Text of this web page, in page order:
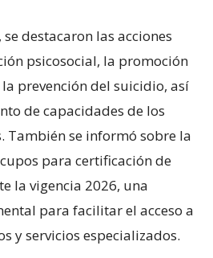
destacaron las acciones
psicosocial, la promoción
prevención del suicidio, así
de capacidades de los
También se informó sobre la
para certificación de
la vigencia 2026, una
para facilitar el acceso a
y servicios especializados.